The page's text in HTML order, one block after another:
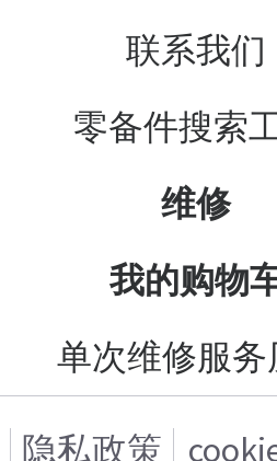
联系我们
零备件搜索
维修
我的购物
单次维修服务
隐私政策